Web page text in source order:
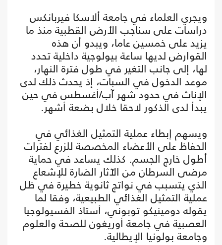
ويجري العلماء في جامعة ألاسكا فيربانكس
دراسات على سناجب الأرض القطبية منذ ما
يزيد على خمسين عاما، ويبدو أن هذه
القوارض لديها ساعة بيولوجية داخلية تحدد
لها، إلى جانب التغير في طول فترة النهار،
موعد الدخول في السبات، إذ يحدث ذلك لدى
الإناث في حدود شهر آب/أغسطس في حين
يبدأ لدى الذكور لاحقا خلال بضعة أشهر.
ويسهم إبطاء عملية التمثيل الغذائي في
الحفاظ على الأعضاء المخصصة للزرع لفترات
أطول خارج الجسم. كذلك يساعد في حماية
مرضى السرطان من الآثار الضارة للإشعاع
الذي يتسبب في نواتج ثانوية خطيرة في ظل
عملية التمثيل الغذائي الطبيعية، وفقا لما
يقوله دومينيكو توبوني، أستاذ الفسيولوجيا
العصبية في جامعة أوريغون للصحة والعلوم
وجامعة بولونيا الإيطالية.